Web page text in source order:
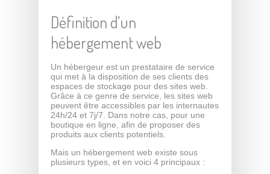
Définition d’un
hébergement web
Un hébergeur est un prestataire de service
qui met à la disposition de ses clients des
espaces de stockage pour des sites web.
Grâce à ce genre de service, les sites web
peuvent être accessibles par les internautes
24h/24 et 7j/7. Dans notre cas, pour une
boutique en ligne, afin de proposer des
produits aux clients potentiels.
Mais un hébergement web existe sous
plusieurs types, et en voici 4 principaux :